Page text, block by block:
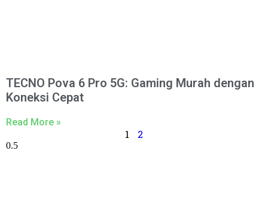
TECNO Pova 6 Pro 5G: Gaming Murah dengan
Koneksi Cepat
Read More »
1 2